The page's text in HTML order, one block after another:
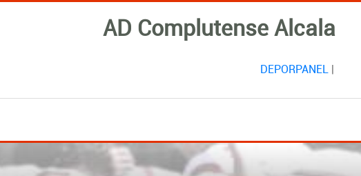
AD Complutense Alcala
DEPORPANEL|